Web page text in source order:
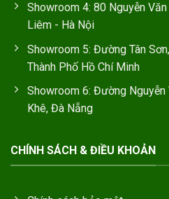
Showroom 4: 80 Nguyễn
Liêm - Hà Nội
Showroom 5: Đường Tân
Thành Phố Hồ Chí Minh
Showroom 6: Đường Nguyễn
Khê, Đà Nẵng
CHÍNH SÁCH & ĐIỀU KHOẢN